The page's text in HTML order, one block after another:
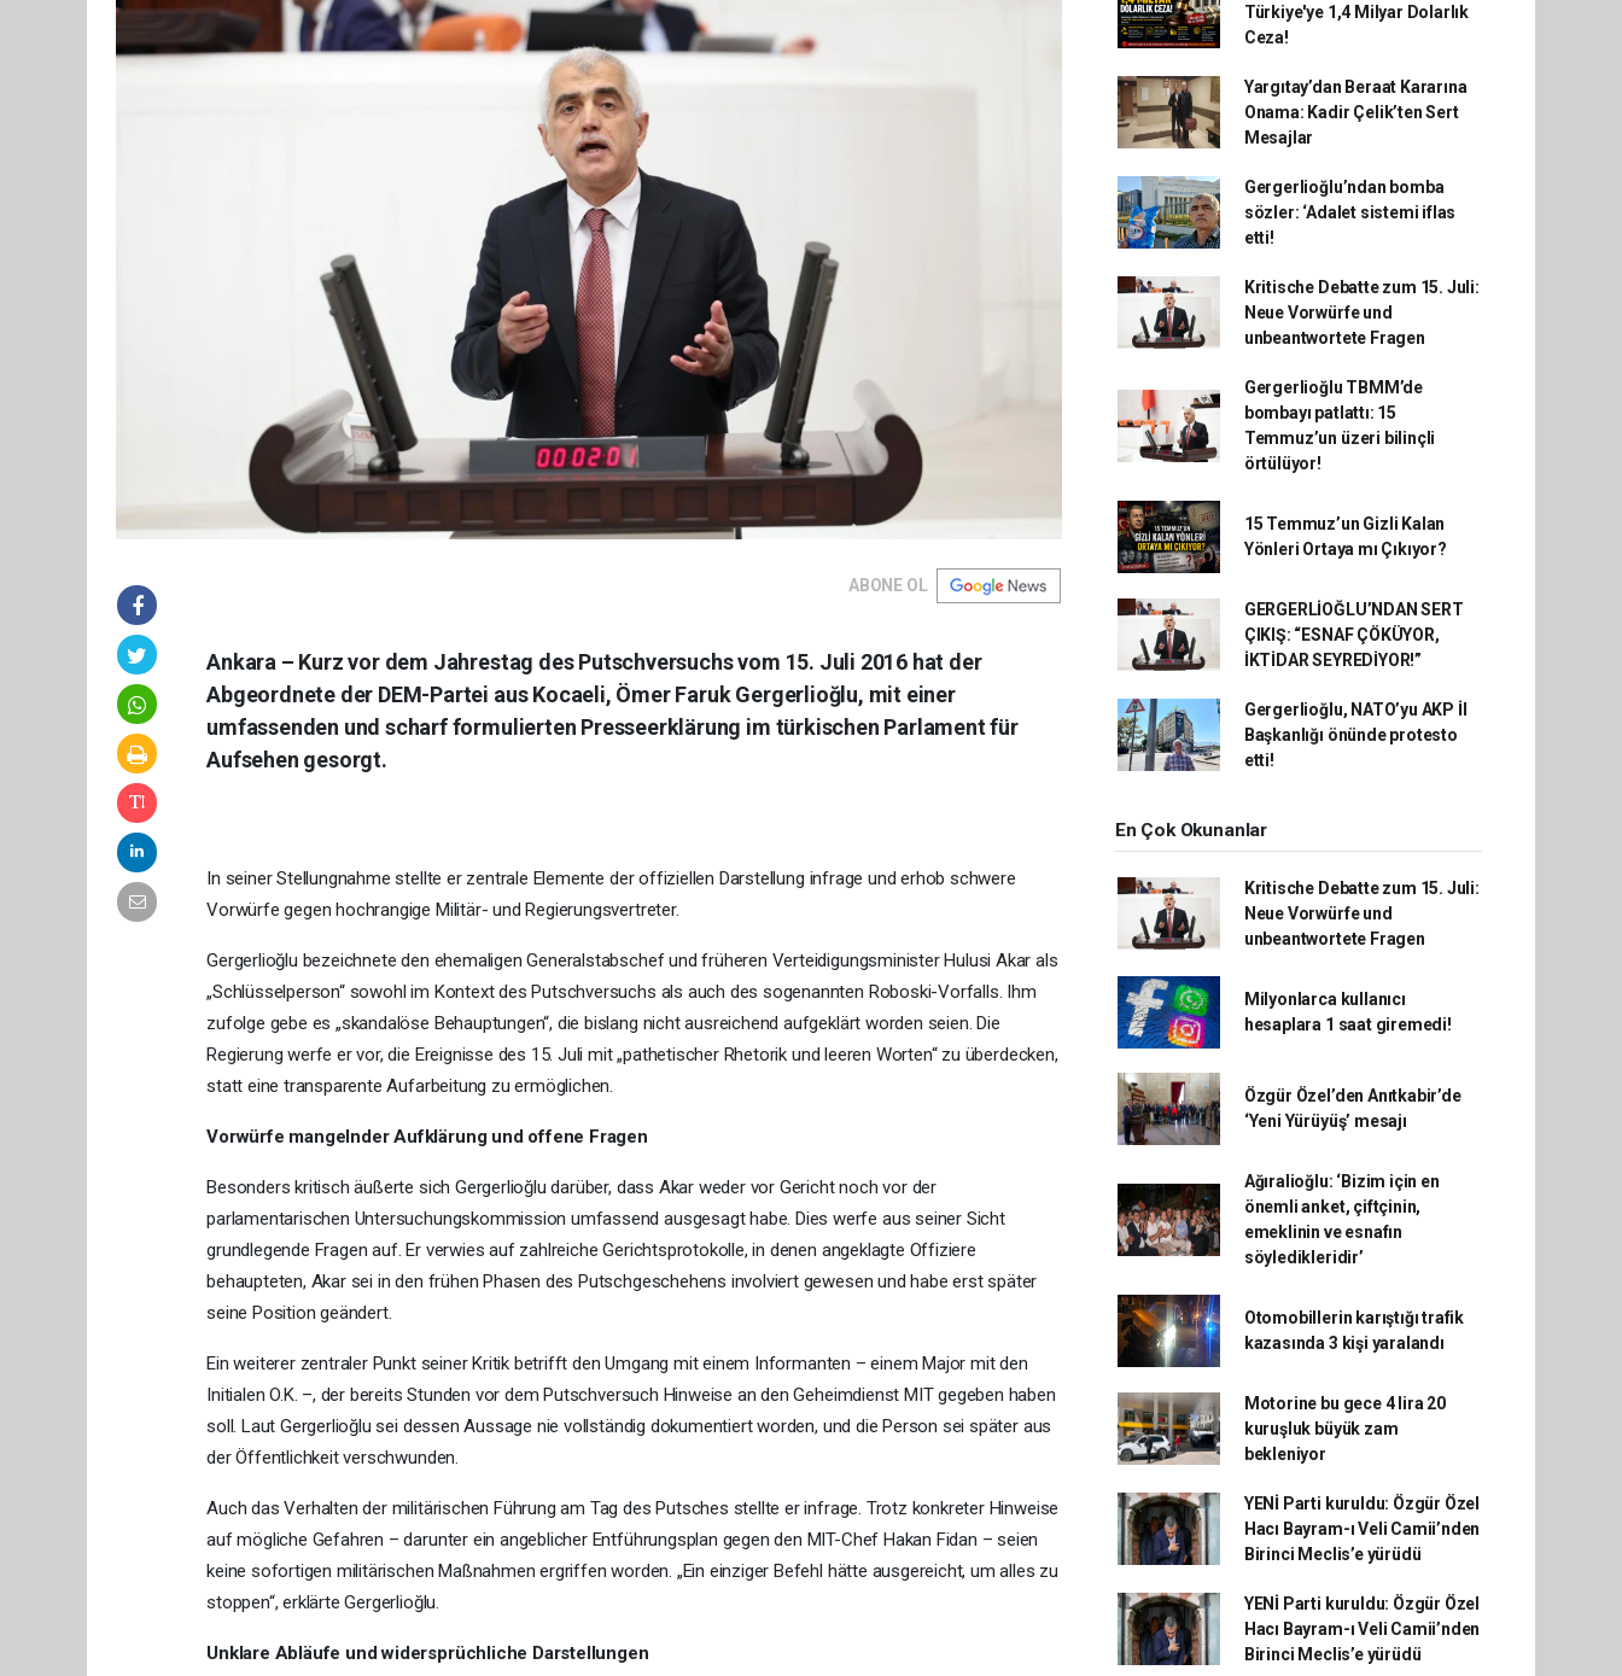
ABONE OL
Ankara – Kurz vor dem Jahrestag des Putschversuchs vom 15. Juli 2016 hat der
Abgeordnete der DEM-Partei aus Kocaeli, Ömer Faruk Gergerlioğlu, mit einer
umfassenden und scharf formulierten Presseerklärung im türkischen Parlament für
Aufsehen gesorgt.
In seiner Stellungnahme stellte er zentrale Elemente der offiziellen Darstellung infrage und erhob schwere
Vorwürfe gegen hochrangige Militär- und Regierungsvertreter.
Gergerlioğlu bezeichnete den ehemaligen Generalstabschef und früheren Verteidigungsminister Hulusi Akar als
„Schlüsselperson“ sowohl im Kontext des Putschversuchs als auch des sogenannten Roboski-Vorfalls. Ihm
zufolge gebe es „skandalöse Behauptungen“, die bislang nicht ausreichend aufgeklärt worden seien. Die
Regierung werfe er vor, die Ereignisse des 15. Juli mit „pathetischer Rhetorik und leeren Worten“ zu überdecken,
statt eine transparente Aufarbeitung zu ermöglichen.
Vorwürfe mangelnder Aufklärung und offene Fragen
Besonders kritisch äußerte sich Gergerlioğlu darüber, dass Akar weder vor Gericht noch vor der
parlamentarischen Untersuchungskommission umfassend ausgesagt habe. Dies werfe aus seiner Sicht
grundlegende Fragen auf. Er verwies auf zahlreiche Gerichtsprotokolle, in denen angeklagte Offiziere
behaupteten, Akar sei in den frühen Phasen des Putschgeschehens involviert gewesen und habe erst später
seine Position geändert.
Ein weiterer zentraler Punkt seiner Kritik betrifft den Umgang mit einem Informanten – einem Major mit den
Initialen O.K. –, der bereits Stunden vor dem Putschversuch Hinweise an den Geheimdienst MIT gegeben haben
soll. Laut Gergerlioğlu sei dessen Aussage nie vollständig dokumentiert worden, und die Person sei später aus
der Öffentlichkeit verschwunden.
Auch das Verhalten der militärischen Führung am Tag des Putsches stellte er infrage. Trotz konkreter Hinweise
auf mögliche Gefahren – darunter ein angeblicher Entführungsplan gegen den MIT-Chef Hakan Fidan – seien
keine sofortigen militärischen Maßnahmen ergriffen worden. „Ein einziger Befehl hätte ausgereicht, um alles zu
stoppen“, erklärte Gergerlioğlu.
Unklare Abläufe und widersprüchliche Darstellungen
Türkiye'ye 1,4 Milyar Dolarlık
Ceza!
Yargıtay’dan Beraat Kararına
Onama: Kadir Çelik’ten Sert
Mesajlar
Gergerlioğlu’ndan bomba
sözler: ‘Adalet sistemi iflas
etti!
Kritische Debatte zum 15. Juli:
Neue Vorwürfe und
unbeantwortete Fragen
Gergerlioğlu TBMM’de
bombayı patlattı: 15
Temmuz’un üzeri bilinçli
örtülüyor!
15 Temmuz’un Gizli Kalan
Yönleri Ortaya mı Çıkıyor?
GERGERLİOĞLU’NDAN SERT
ÇIKIŞ: “ESNAF ÇÖKÜYOR,
İKTİDAR SEYREDİYOR!”
Gergerlioğlu, NATO’yu AKP İl
Başkanlığı önünde protesto
etti!
En Çok Okunanlar
Kritische Debatte zum 15. Juli:
Neue Vorwürfe und
unbeantwortete Fragen
Milyonlarca kullanıcı
hesaplara 1 saat giremedi!
Özgür Özel’den Anıtkabir’de
‘Yeni Yürüyüş’ mesajı
Ağıralioğlu: ‘Bizim için en
önemli anket, çiftçinin,
emeklinin ve esnafın
söyledikleridir’
Otomobillerin karıştığı trafik
kazasında 3 kişi yaralandı
Motorine bu gece 4 lira 20
kuruşluk büyük zam
bekleniyor
YENİ Parti kuruldu: Özgür Özel
Hacı Bayram-ı Veli Camii’nden
Birinci Meclis’e yürüdü
YENİ Parti kuruldu: Özgür Özel
Hacı Bayram-ı Veli Camii’nden
Birinci Meclis’e yürüdü